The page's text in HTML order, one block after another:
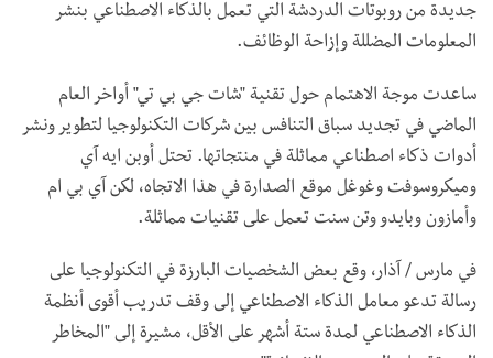
جديدة من روبوتات الدردشة التي تعمل بالذكاء الاصطناعي بنشر
المعلومات المضللة وإزاحة الوظائف.
ساعدت موجة الاهتمام حول تقنية "شات جي بي تي" أواخر العام
الماضي في تجديد سباق التنافس بين شركات التكنولوجيا لتطوير ونشر
أدوات ذكاء اصطناعي مماثلة في منتجاتها. تحتل أوبن ايه آي
وميكروسوفت وغوغل موقع الصدارة في هذا الاتجاه، لكن آي بي ام
وأمازون وبايدو وتن سنت تعمل على تقنيات مماثلة.
في مارس / آذار، وقع بعض الشخصيات البارزة في التكنولوجيا على
رسالة تدعو معامل الذكاء الاصطناعي إلى وقف تدريب أقوى أنظمة
الذكاء الاصطناعي لمدة ستة أشهر على الأقل، مشيرة إلى "المخاطر